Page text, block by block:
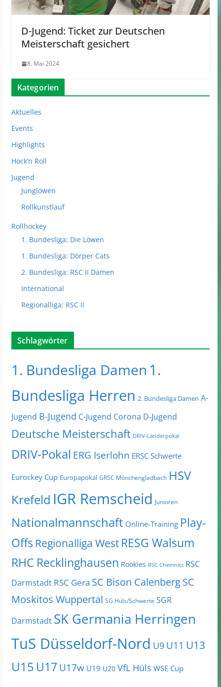
D-Jugend: Ticket zur Deutschen
Meisterschaft gesichert
8. Mai 2024
Kategorien
Aktuelles
Events
Highlights
Hock’n Roll
Jugend
Junglöwen
Rollkunstlauf
Rollhockey
1. Bundesliga: Die Löwen
1. Bundesliga: Dörper Cats
2. Bundesliga: RSC II Damen
International
Regionalliga: RSC II
Schlagwörter
1. Bundesliga Damen 1.
Bundesliga Herren 2. Bundesliga Damen A-
Jugend B-Jugend C-Jugend Corona D-Jugend
Deutsche Meisterschaft DRIV-Länderpokal
DRIV-Pokal ERG Iserlohn ERSC Schwerte
Eurockey Cup Europapokal GRSC Mönchengladbach HSV
Krefeld IGR Remscheid Junioren
Nationalmannschaft Online-Training Play-
Offs Regionalliga West RESG Walsum
RHC Recklinghausen Rookies RSC Chemnitz RSC
Darmstadt RSC Gera SC Bison CalenbergSC
Moskitos Wuppertal SG Hüls/Schwerte SGR
Darmstadt SK Germania Herringen
TuS Düsseldorf-Nord U9 U11 U13
U15 U17 U17w U19 U20 VfL Hüls WSE Cup